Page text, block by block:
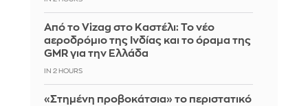
Από το Vizag στο Καστέλι: Το νέο
αεροδρόμιο της Ινδίας και το όραμα της
GMR για την Ελλάδα
IN 2 HOURS
«Στημένη προβοκάτσια» το περιστατικό